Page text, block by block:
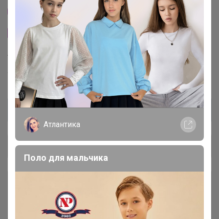
Общий каталог
Шоколадно-ореховые пасты В
НАЛИЧИИ и ПОД ЗАКАЗ
Другие СП организатора Бонифаций
Сайт закупки
Торговые марки
Torrefacto™
Атлантика
Поло для мальчика